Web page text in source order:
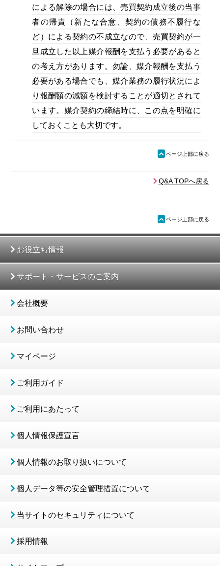
による解除の場合には、売買契約成立後の当事
者の帰責（新たな合意、契約の債務不履行な
ど）による契約の不成立なので、売買契約が一
旦成立した以上媒介報酬を支払う必要があると
の考え方があります。勿論、媒介報酬を支払う
必要がある場合でも、媒介業務の履行状況によ
り報酬額の減額を検討することが適切とされて
います。媒介契約の締結時に、この点を明確に
しておくことも大切です。
ü ページ上部に戻る
Q&A TOPへ戻る
ü ページ上部に戻る
お役立ち情報
サポート・サービスのご案内
会社概要
お問い合わせ
マイページ
ご利用ガイド
ご利用にあたって
個人情報保護宣言
個人情報のお取り扱いについて
個人データ等の安全管理措置について
当サイトのセキュリティについて
採用情報